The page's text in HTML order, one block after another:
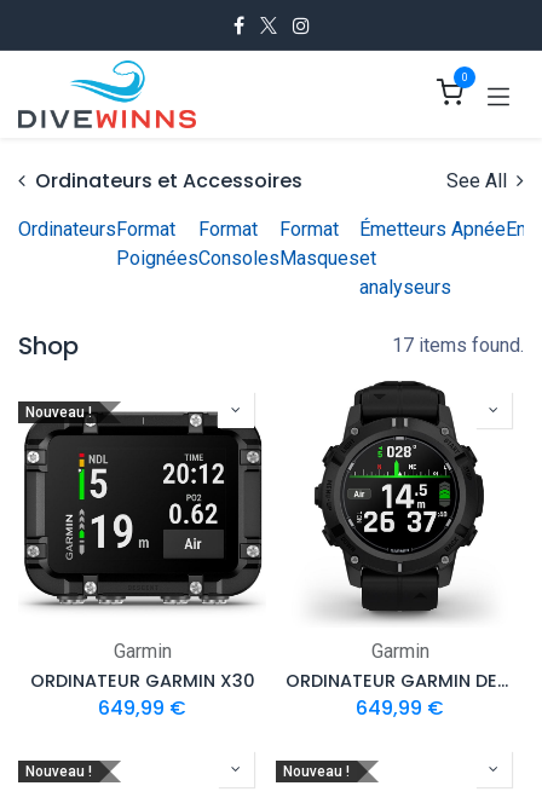
0
Ordinateurs et Accessoires See All
OrdinateursFormat
Poignées
Format
Consoles
Format
Masques
Émetteurs
et
analyseurs
Apnée
Shop 17 items found.
Nouveau !
Garmin
ORDINATEUR GARMIN X30
649,99 €
Garmin
ORDINATEUR GARMIN DESCENT G2
649,99 €
Nouveau ! Nouveau !